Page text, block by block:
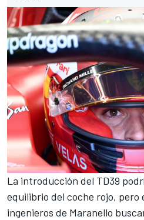
La introducción del TD39
equilibrio del coche rojo, pero
ingenieros de Maranello